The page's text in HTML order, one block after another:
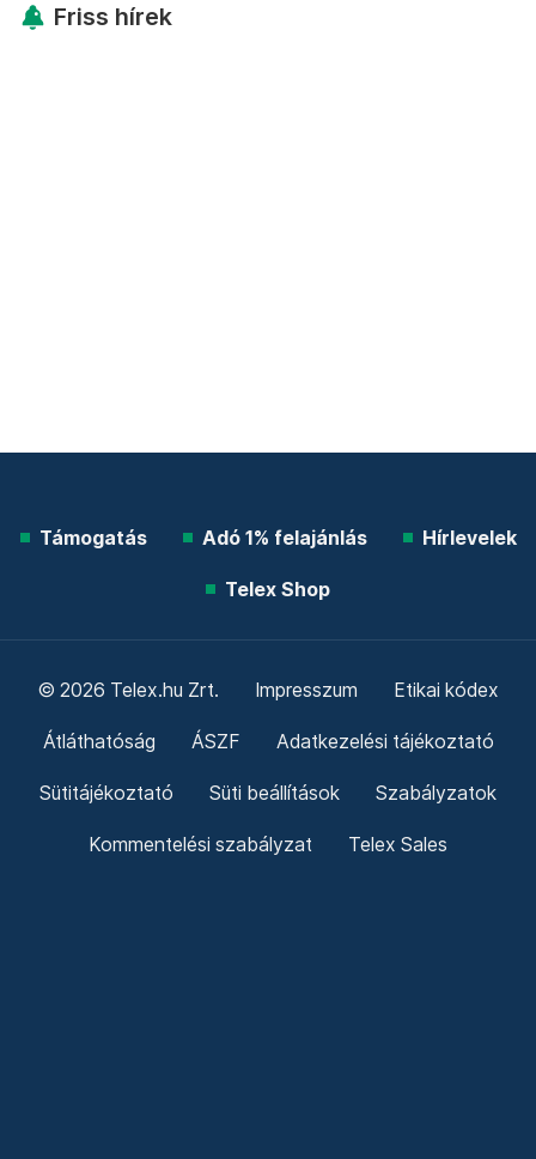
Friss hírek
Támogatás Adó 1% felajánlás Hírlevelek
Telex Shop
© 2026 Telex.hu Zrt. Impresszum Etikai kódex
Átláthatóság ÁSZF Adatkezelési tájékoztató
Sütitájékoztató Süti beállítások Szabályzatok
Kommentelési szabályzat Telex Sales